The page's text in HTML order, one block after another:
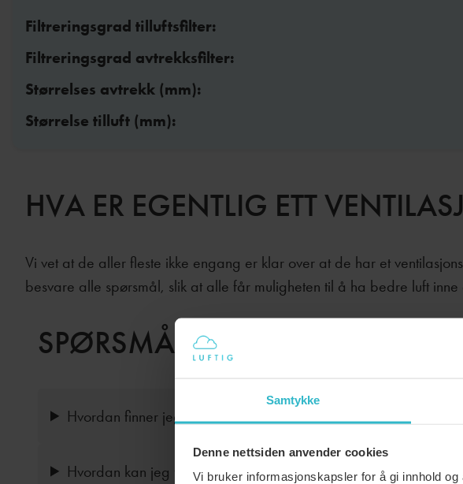
Samtykke
Denne nettsiden anvender cookies
Vi bruker informasjonskapsler for å gi innhold
Filtreringsgrad tilluftsfilter:
Filtreringsgrad avtrekksfilter:
Størrelses avtrekk (mm):
Størrelse tilluft (mm):
HVA ER EGENTLIG ETT
Vi vet at de aller fleste ikke engang er klar over at de har et
besvare alle spørsmål, slik at alle får muligheten til å ha bedre luft inne
SPØRSMÅL OG SVAR
Hvordan finner jeg hvilket ventilasjonsfilter jeg trenger i mitt
Hvordan kan jeg finne ut om jeg har ventilasjonsanlegg i min